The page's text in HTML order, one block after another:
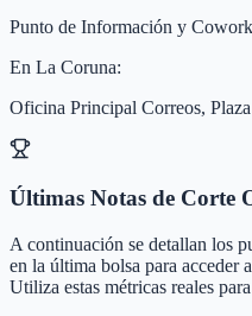
Punto de Información y
En La Coruna:
Oficina Principal Correos,
Últimas Notas de Corte
A continuación se detallan los
en la última bolsa para acceder
Utiliza estas métricas reales